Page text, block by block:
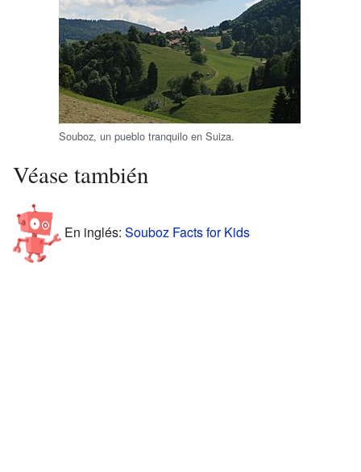
Souboz, un pueblo tranquilo en Suiza.
Véase también
En inglés: Souboz Facts for Kids